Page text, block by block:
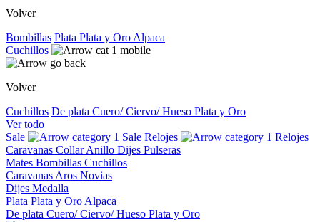
Volver
Bombillas Plata Plata y Oro Alpaca
Cuchillos
Volver
Cuchillos De plata Cuero/ Ciervo/ Hueso Plata y Oro
Ver todo
Sale
Sale Relojes
Relojes
Caravanas CollarAnillo Dijes Pulseras
Mates Bombillas Cuchillos
Caravanas Aros Novias
Dijes Medalla
Plata Plata y Oro Alpaca
De plata Cuero/ Ciervo/ Hueso Plata y Oro